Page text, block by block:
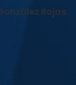
Rojas